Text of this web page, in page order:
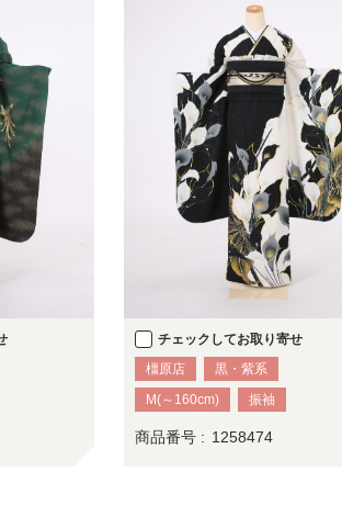
チェックしてお取り寄せ
橿原店
黒・紫系
M(～160cm)
振袖
商品番号 : 1258474